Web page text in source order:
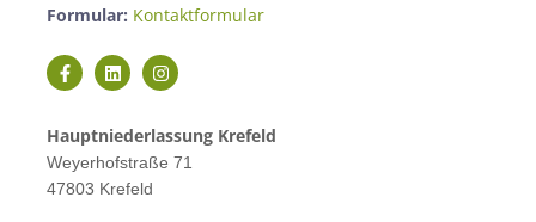
Formular: Kontaktformular
Hauptniederlassung Krefeld
Weyerhofstraße 71
47803 Krefeld